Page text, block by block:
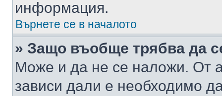
информация.
Върнете се в началото
» Защо въобще трябва да
Може и да не се наложи. От
зависи дали е необходимо